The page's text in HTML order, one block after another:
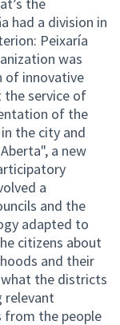
link)
had a division in
Peixaría
was
of innovative
service of
of the
the city and
a new
a
and the
adapted to
citizens about
and their
the districts
relevant
the people